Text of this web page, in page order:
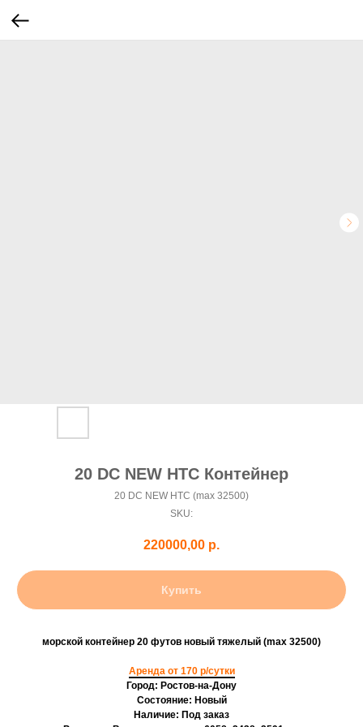
20 DC NEW HTC Контейнер
20 DC NEW HTC (max 32500)
SKU:
220000,00 р.
Купить
морской контейнер 20 футов новый тяжелый (max 32500)
Аренда от 170 р/сутки
Город: Ростов-на-Дону
Состояние: Новый
Наличие: Под заказ